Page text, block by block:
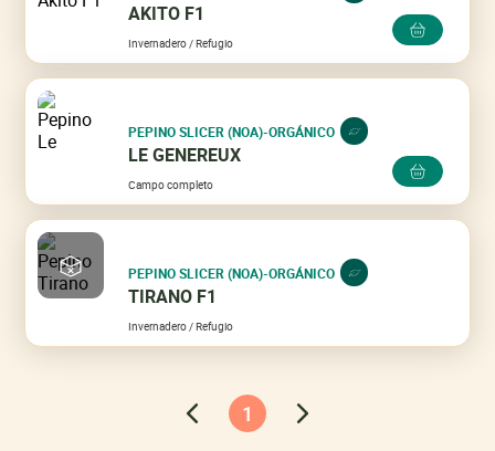
AKITO F1
Invernadero / Refugio
PEPINO SLICER (NOA)-ORGÁNICO
LE GENEREUX
Campo completo
PEPINO SLICER (NOA)-ORGÁNICO
TIRANO F1
Invernadero / Refugio
1